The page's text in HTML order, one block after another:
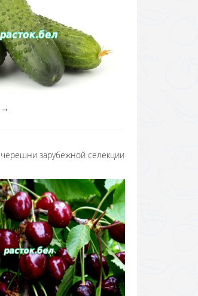
→
зарубежной селекции